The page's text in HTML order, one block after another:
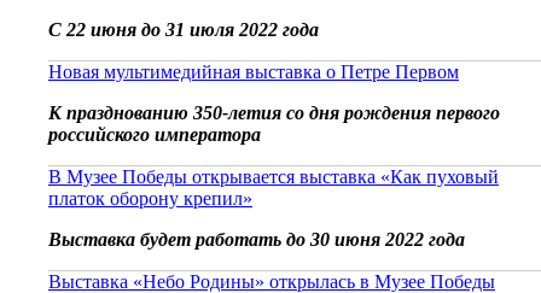
С 22 июня до 31 июля 2022 года
Новая мультимедийная выставка о Петре Первом
К празднованию 350-летия со дня рождения первого
российского императора
В Музее Победы открывается выставка «Как пуховый
платок оборону крепил»
Выставка будет работать до 30 июня 2022 года
Выставка «Небо Родины» открылась в Музее Победы